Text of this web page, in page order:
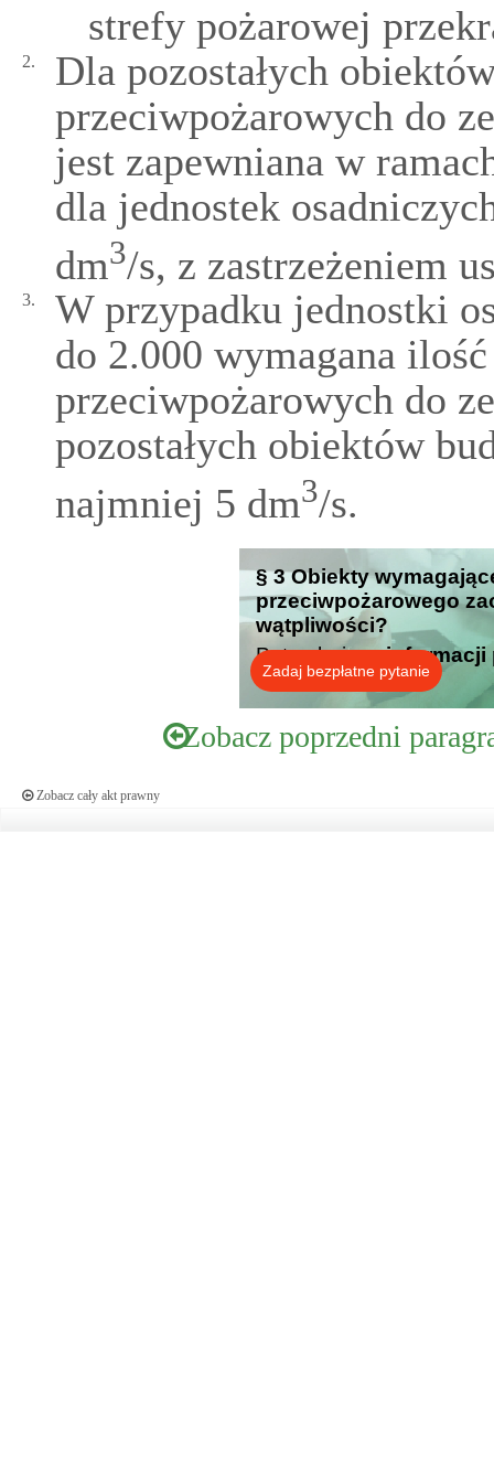
strefy pożarowej
2.
Dla pozostałych
przeciwpożarowych do
jest zapewniana w
dla jednostek
dm3/s, z zastrzeżeniem
3.
W przypadku jednostki
do 2.000 wymagana
przeciwpożarowych do
pozostałych obiektów
najmniej 5 dm3/s.
§ 3 Obiekty
przeciwpożarowego
wątpliwości?
Potrzebujeszinformacji
Zadaj bezpłatne pytanie
Zobacz poprzedni
Zobacz cały akt prawny